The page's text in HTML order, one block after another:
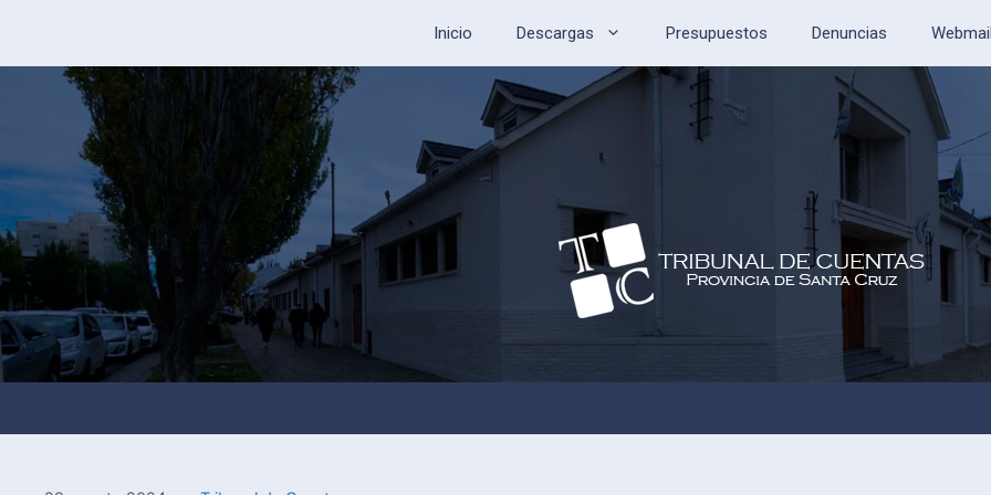
Inicio Descargas Presupuestos Denuncias